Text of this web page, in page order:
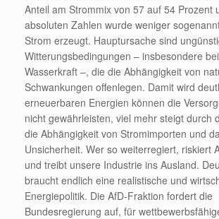
Anteil am Strommix von 57 auf 54 Prozent
absoluten Zahlen wurde weniger
Strom erzeugt. Hauptursache sind
Witterungsbedingungen – insbesondere
Wasserkraft –, die die Abhängigkeit von
Schwankungen offenlegen. Damit wird
erneuerbaren Energien können die
nicht gewährleisten, viel mehr steigt durch
die Abhängigkeit von Stromimporten und
Unsicherheit. Wer so weiterregiert, riskiert
und treibt unsere Industrie ins Ausland.
braucht endlich eine realistische und
Energiepolitik. Die AfD-Fraktion fordert die
Bundesregierung auf, für